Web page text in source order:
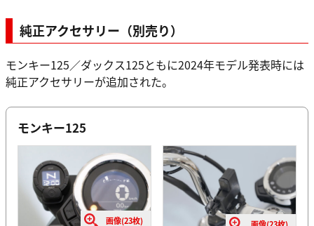
純正アクセサリー（別売り）
モンキー125／ダックス125ともに2024年モデル発表時には
純正アクセサリーが追加された。
モンキー125
画像(23枚)